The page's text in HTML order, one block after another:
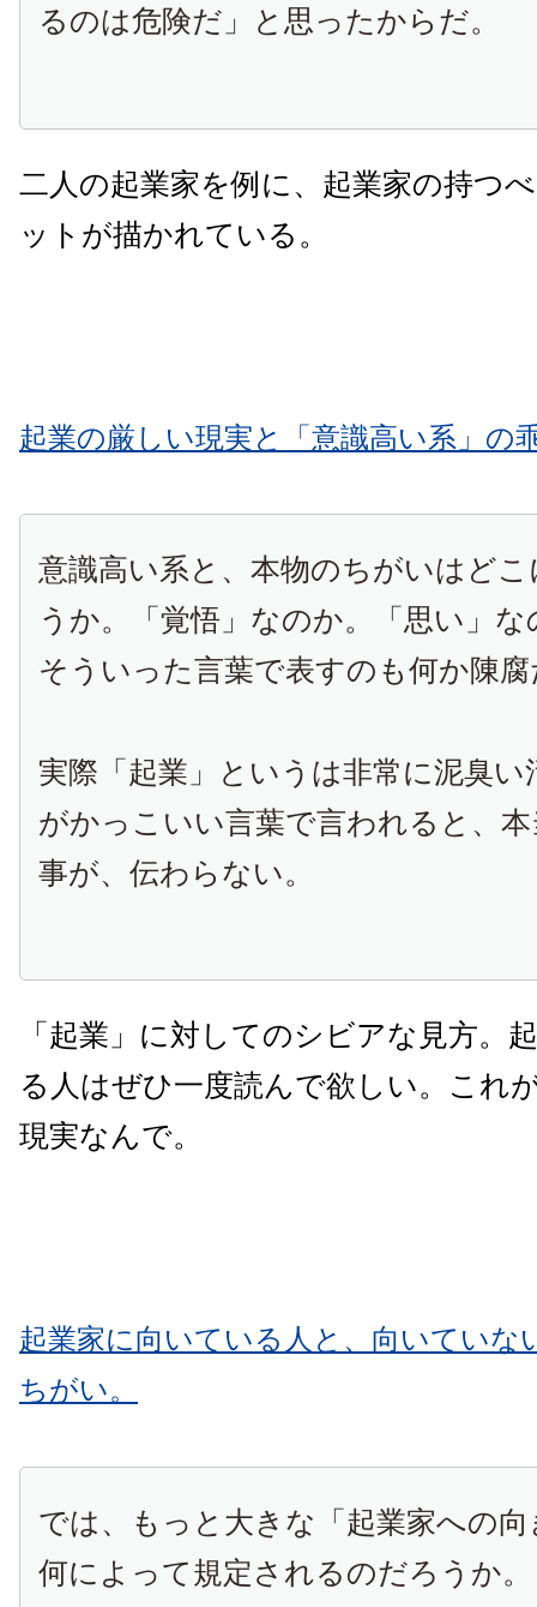
るのは危険だ」と思ったからだ。
二人の起業家を例に、起業家の持つ
ットが描かれている。
起業の厳しい現実と「意識高い系」の
意識高い系と、本物のちがいはど
うか。「覚悟」なのか。「思い」
そういった言葉で表すのも何か陳
実際「起業」というは非常に泥臭い
がかっこいい言葉で言われると、
事が、伝わらない。
「起業」に対してのシビアな見方。
る人はぜひ一度読んで欲しい。これ
現実なんで。
起業家に向いている人と、向いていな
ちがい。
では、もっと大きな「起業家への
何によって規定されるのだろうか。